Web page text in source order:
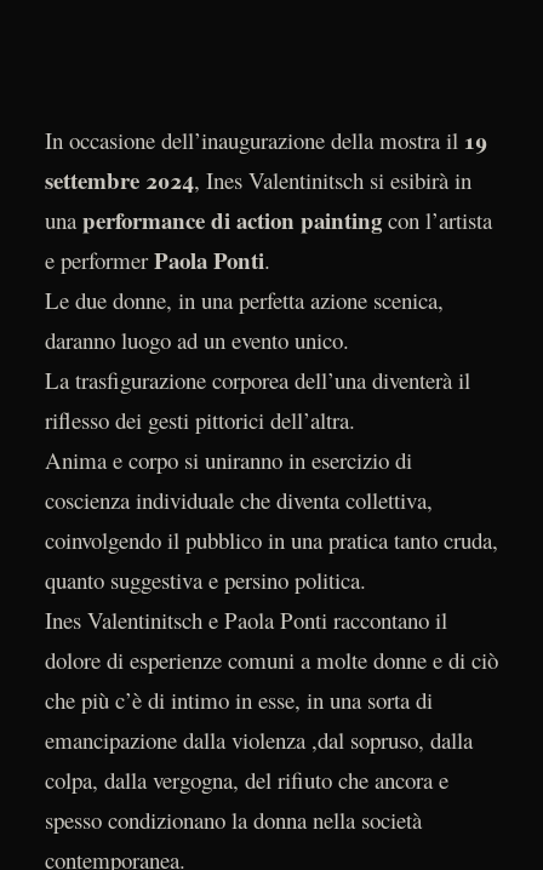
In occasione dell’inaugurazione della mostra il 19
settembre 2024, Ines Valentinitsch si esibirà in
una performance di action paintingcon l’artista
e performerPaola Ponti.
Le due donne, in una perfetta azione scenica,
daranno luogo ad un evento unico.
La trasfigurazione corporea dell’una diventerà il
riflesso dei gesti pittorici dell’altra.
Anima e corpo si uniranno in esercizio di
coscienza individuale che diventa collettiva,
coinvolgendo il pubblico in una pratica tanto cruda,
quanto suggestiva e persino politica.
Ines Valentinitsch e Paola Ponti raccontano il
dolore di esperienze comuni a molte donne e di ciò
che più c’è di intimo in esse, in una sorta di
emancipazione dalla violenza ,dal sopruso, dalla
colpa, dalla vergogna, del rifiuto che ancora e
spesso condizionano la donna nella società
contemporanea.